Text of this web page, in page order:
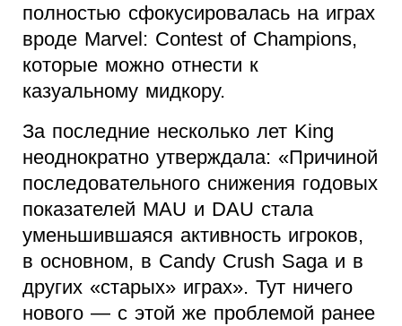
полностью сфокусировалась на играх
вроде Marvel: Contest of Champions,
которые можно отнести к
казуальному мидкору.
За последние несколько лет King
неоднократно утверждала: «Причиной
последовательного снижения годовых
показателей MAU и DAU стала
уменьшившаяся активность игроков,
в основном, в Candy Crush Saga и в
других «старых» играх». Тут ничего
нового — с этой же проблемой ранее